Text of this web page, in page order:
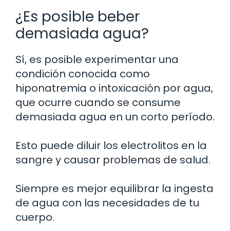
¿Es posible beber
demasiada agua?
Sí, es posible experimentar una
condición conocida como
hiponatremia o intoxicación por agua,
que ocurre cuando se consume
demasiada agua en un corto período.
Esto puede diluir los electrolitos en la
sangre y causar problemas de salud.
Siempre es mejor equilibrar la ingesta
de agua con las necesidades de tu
cuerpo.